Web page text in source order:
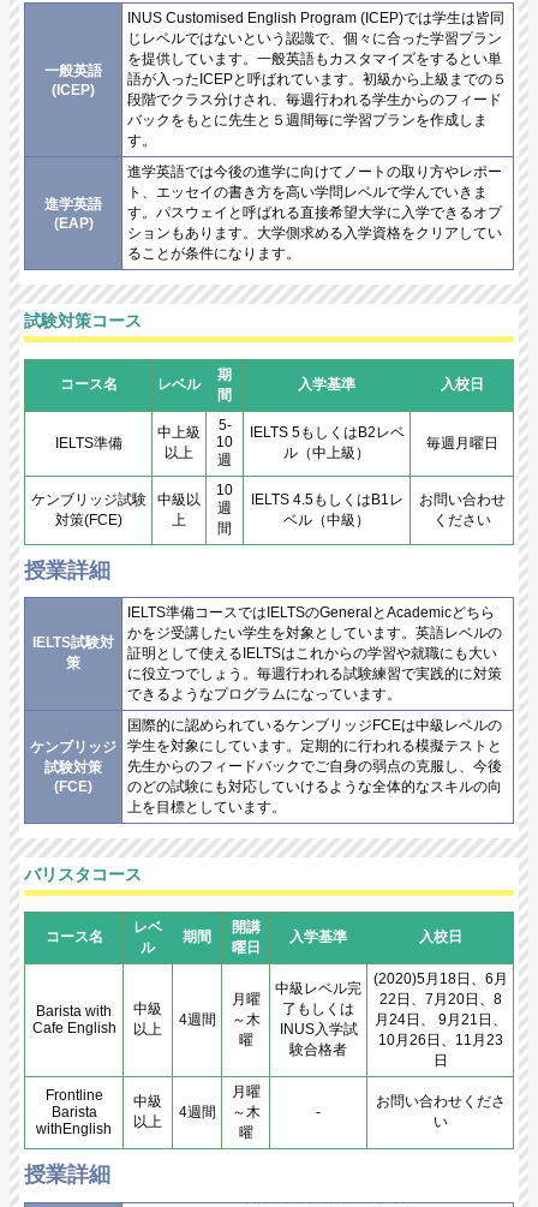
一般英語
(ICEP)
INUS Customised English Program (ICEP)では学生は皆同
じレベルではないという認識で、個々に合った学習プラン
を提供しています。一般英語もカスタマイズをするとい単
語が入ったICEPと呼ばれています。初級から上級までの５
段階でクラス分けされ、毎週行われる学生からのフィード
バックをもとに先生と５週間毎に学習プランを作成しま
す。
進学英語
(EAP)
進学英語では今後の進学に向けてノートの取り方やレポー
ト、エッセイの書き方を高い学問レベルで学んでいきま
す。パスウェイと呼ばれる直接希望大学に入学できるオプ
ションもあります。大学側求める入学資格をクリアしてい
ることが条件になります。
試験対策コース
コース名 レベル
期
間
入学基準 入校日
IELTS準備
中上級
以上
5-
10
週
IELTS 5もしくはB2レベ
ル（中上級）
毎週月曜日
ケンブリッジ試験
対策(FCE)
中級以
上
10
週
間
IELTS 4.5もしくはB1レ
ベル（中級）
お問い合わせ
ください
授業詳細
IELTS試験対
策
IELTS準備コースではIELTSのGeneralとAcademicどちら
かをジ受講したい学生を対象としています。英語レベルの
証明として使えるIELTSはこれからの学習や就職にも大い
に役立つでしょう。毎週行われる試験練習で実践的に対策
できるようなプログラムになっています。
ケンブリッジ
試験対策
(FCE)
国際的に認められているケンブリッジFCEは中級レベルの
学生を対象にしています。定期的に行われる模擬テストと
先生からのフィードバックでご自身の弱点の克服し、今後
のどの試験にも対応していけるような全体的なスキルの向
上を目標としています。
バリスタコース
コース名
レベ
ル
期間
開講
曜日
入学基準 入校日
Barista with
Cafe English
中級
以上
4週間
月曜
～木
曜
中級レベル完
了もしくは
INUS入学試
験合格者
(2020)5月18日、6月
22日、7月20日、8
月24日、 9月21日、
10月26日、11月23
日
Frontline
Barista
withEnglish
中級
以上
4週間
月曜
～木
曜
‐
お問い合わせくださ
い
授業詳細